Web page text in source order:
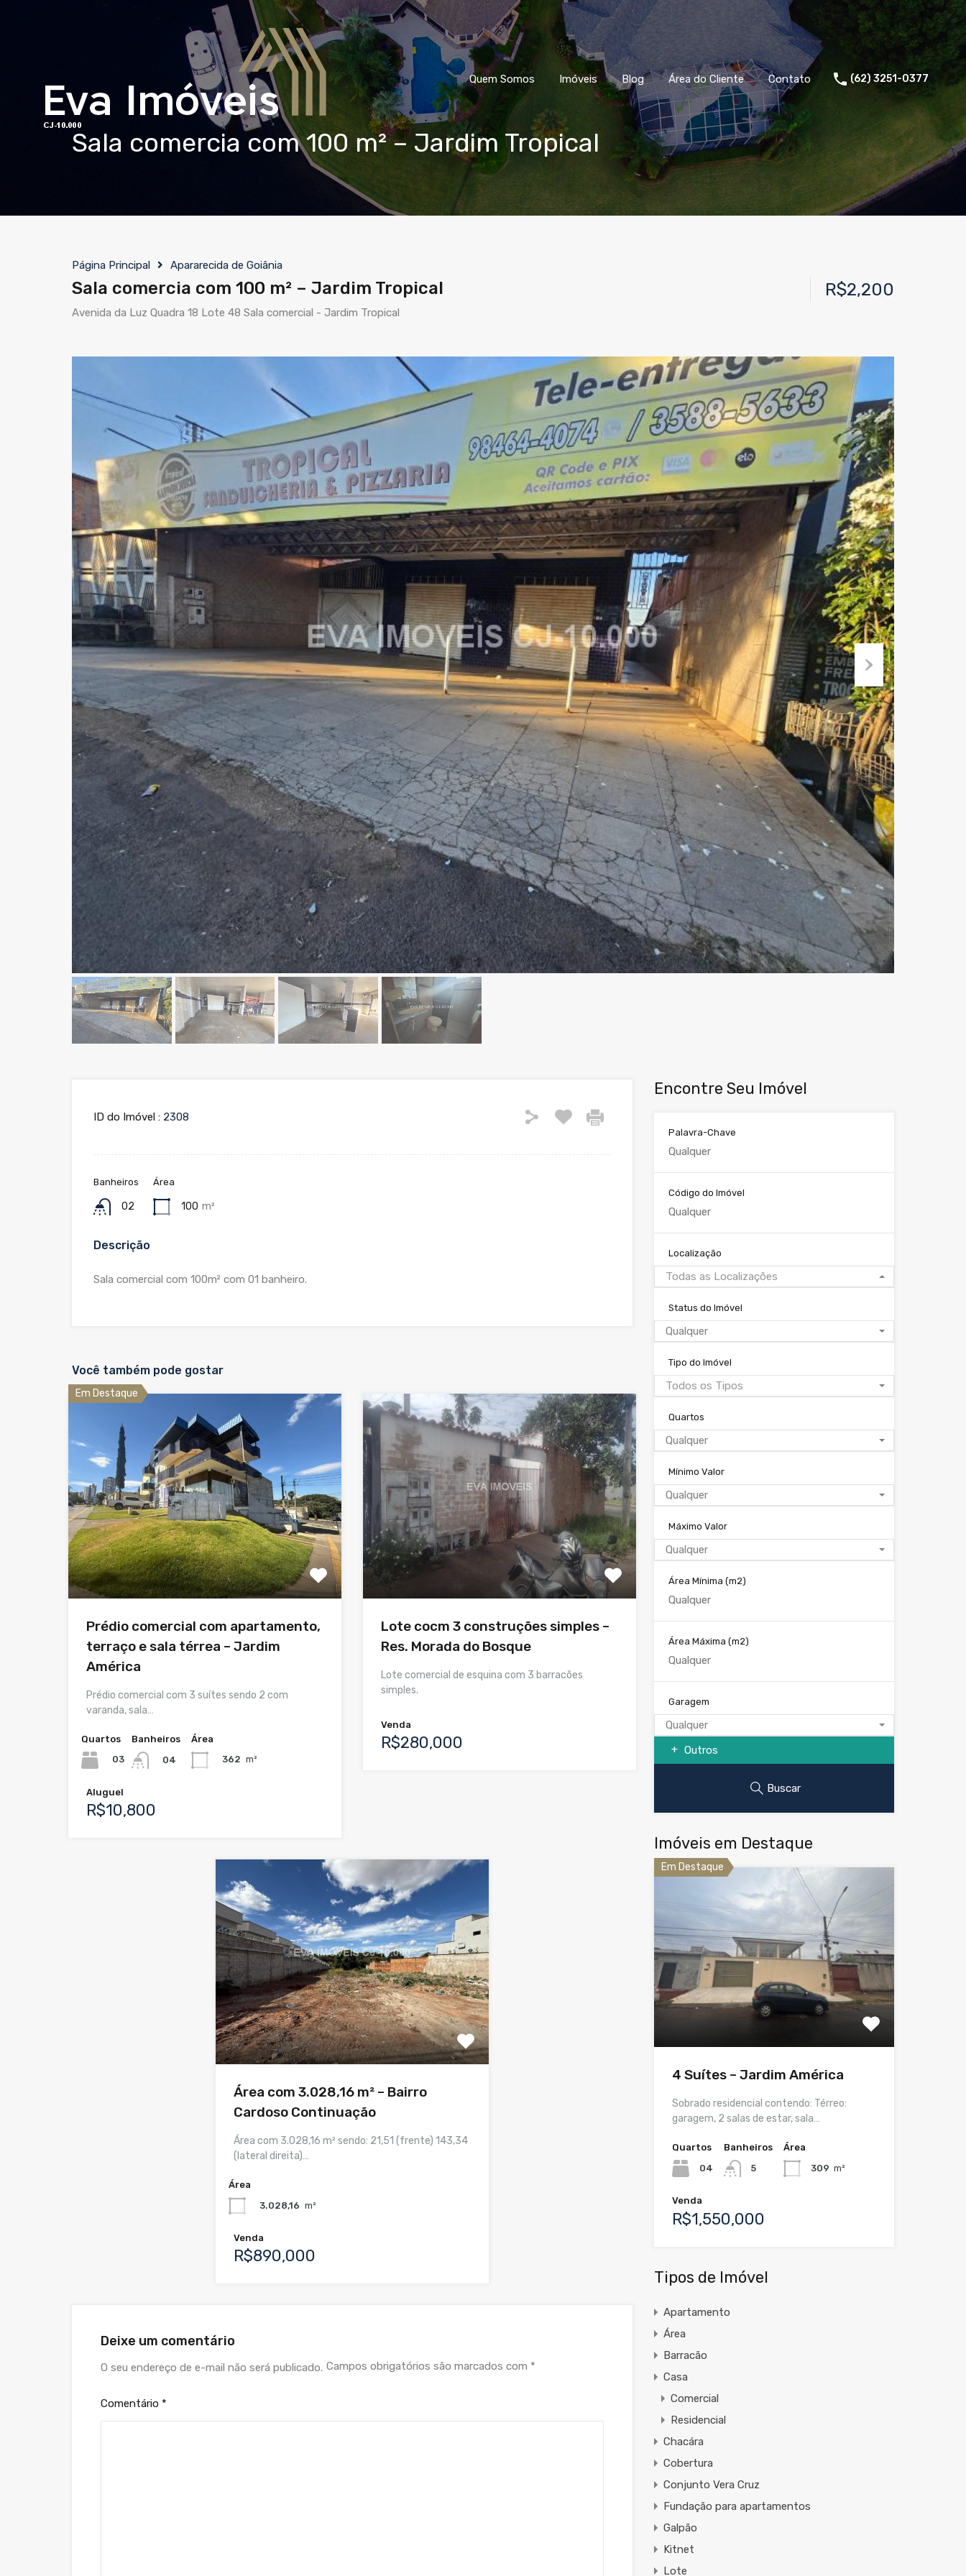
Quem Somos Imóveis Blog Área do Cliente Contato (62) 3251-0377
Sala comercia com 100 m² – Jardim Tropical
Página Principal Apararecida de Goiânia
Sala comercia com 100 m² – Jardim Tropical
Avenida da Luz Quadra 18 Lote 48 Sala comercial - Jardim Tropical
R$2,200
ID do Imóvel : 2308
Banheiros
02
Área
100 m²
Descrição
Sala comercial com 100m² com 01 banheiro.
Você também pode gostar
Em Destaque
Prédio comercial com apartamento,
terraço e sala térrea – Jardim
América
Prédio comercial com 3 suítes sendo 2 com
varanda, sala…
Quartos
03
Banheiros
04
Área
362 m²
Aluguel
R$10,800
Lote cocm 3 construções simples –
Res. Morada do Bosque
Lote comercial de esquina com 3 barracões
simples.
Venda
R$280,000
Área com 3.028,16 m² – Bairro
Cardoso Continuação
Área com 3.028,16 m² sendo: 21,51 (frente) 143,34
(lateral direita)…
Área
3.028,16 m²
Venda
R$890,000
Deixe um comentário
O seu endereço de e-mail não será publicado. Campos obrigatórios são marcados com *
Comentário *
Encontre Seu Imóvel
Palavra-Chave
Código do Imóvel
Localização
Todas as Localizações
Status do Imóvel
Qualquer
Tipo do Imóvel
Todos os Tipos
Quartos
Qualquer
Mínimo Valor
Qualquer
Máximo Valor
Qualquer
Área Mínima (m2)
Área Máxima (m2)
Garagem
Qualquer
Outros
Buscar
Imóveis em Destaque
Em Destaque
4 Suítes – Jardim América
Sobrado residencial contendo: Térreo:
garagem, 2 salas de estar, sala…
Quartos
04
Banheiros
5
Área
309 m²
Venda
R$1,550,000
Tipos de Imóvel
Apartamento
Área
Barracão
Casa
Comercial
Residencial
Chacára
Cobertura
Conjunto Vera Cruz
Fundação para apartamentos
Galpão
Kitnet
Lote